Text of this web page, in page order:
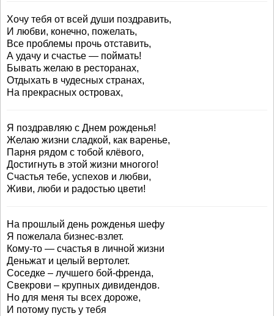
Хочу тебя от всей души поздравить,
И любви, конечно, пожелать,
Все проблемы прочь отставить,
А удачу и счастье — поймать!
Бывать желаю в ресторанах,
Отдыхать в чудесных странах,
На прекрасных островах,
Я поздравляю с Днем рожденья!
Желаю жизни сладкой, как варенье,
Парня рядом с тобой клёвого,
Достигнуть в этой жизни многого!
Счастья тебе, успехов и любви,
Живи, люби и радостью цвети!
На прошлый день рожденья шефу
Я пожелала бизнес-взлет.
Кому-то — счастья в личной жизни
Деньжат и целый вертолет.
Соседке – лучшего бой-френда,
Свекрови – крупных дивидендов.
Но для меня ты всех дороже,
И потому пусть у тебя